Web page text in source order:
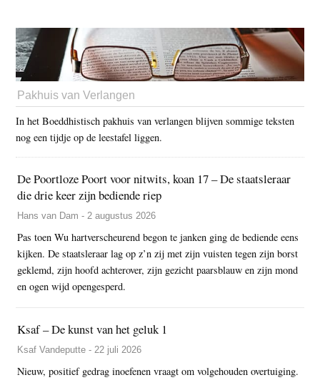
Pakhuis van Verlangen
In het Boeddhistisch pakhuis van verlangen blijven sommige teksten
nog een tijdje op de leestafel liggen.
De Poortloze Poort voor nitwits, koan 17 – De staatsleraar
die drie keer zijn bediende riep
Hans van Dam - 2 augustus 2026
Pas toen Wu hartverscheurend begon te janken ging de bediende eens
kijken. De staatsleraar lag op z’n zij met zijn vuisten tegen zijn borst
geklemd, zijn hoofd achterover, zijn gezicht paarsblauw en zijn mond
en ogen wijd opengesperd.
Ksaf – De kunst van het geluk 1
Ksaf Vandeputte - 22 juli 2026
Nieuw, positief gedrag inoefenen vraagt om volgehouden overtuiging.